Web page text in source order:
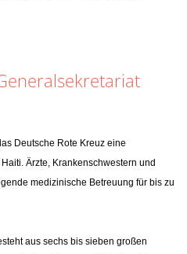
Deutsche Rote Kreuz eine
Ärzte, Krankenschwestern und
medizinische Betreuung für bis zu
aus sechs bis sieben großen